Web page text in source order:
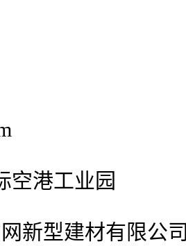
港工业园
新型建材有限公司